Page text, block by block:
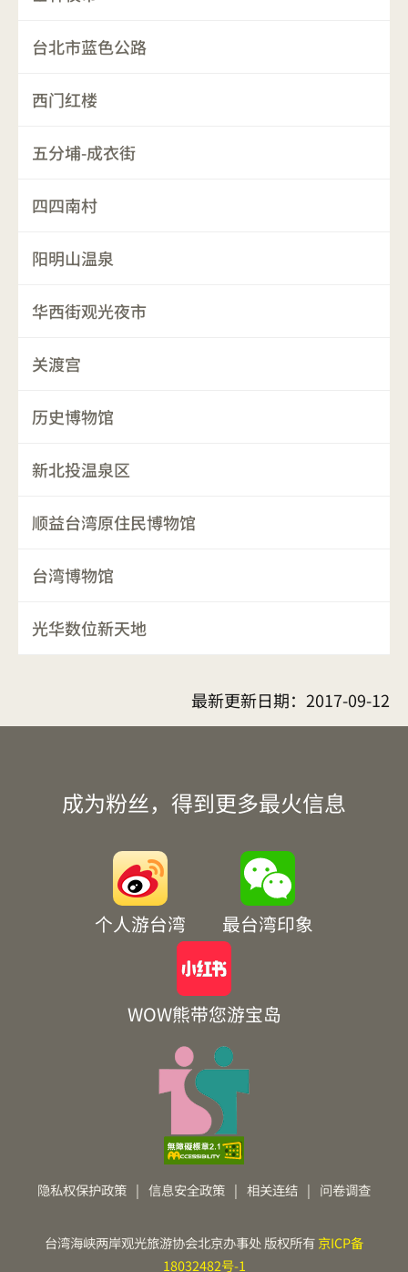
台北市蓝色公路
西门红楼
五分埔-成衣街
四四南村
阳明山温泉
华西街观光夜市
关渡宫
历史博物馆
新北投温泉区
顺益台湾原住民博物馆
台湾博物馆
光华数位新天地
最新更新日期： 2017-09-12
成为粉丝，得到更多最火信息
个人游台湾 最台湾印象
WOW熊带您游宝岛
隐私权保护政策 | 信息安全政策 | 相关连结 | 问卷调查
台湾海峡两岸观光旅游协会北京办事处 版权所有京ICP备
18032482号-1